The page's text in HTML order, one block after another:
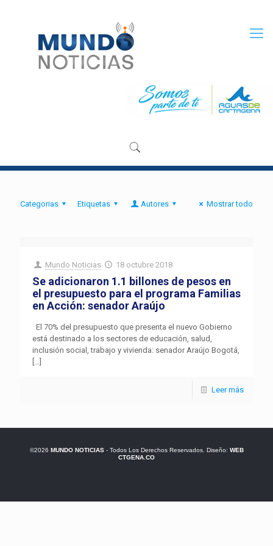
Categorias Etiquetas Autores Mostrar todo
Mundo Noticias 18 octubre 2018
Se adicionaron 1.1 billones de pesos en
el presupuesto para el programa Familias
en Acción: senador Araújo
El 70% del presupuesto que presenta el nuevo Gobierno
está destinado a los sectores de educación, salud,
inclusión social, trabajo y vivienda: senador Araújo Bogotá,
[…]
Leer más
©2026 MUNDO NOTICIAS- Todos Los Derechos Reservados. Diseño: WEB
CTGENA.CO